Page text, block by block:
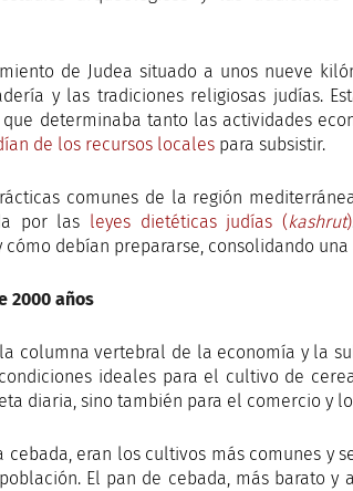
de Judea situado a unos nueve
y las tradiciones religiosas judías.
determinaba tanto las actividades
de los recursos locales para subsistir.
comunes de la región
por las leyes dietéticas judías (kashrut)
debían prepararse, consolidando
2000 años
columna vertebral de la economía y la
ideales para el cultivo de
diaria, sino también para el comercio y
cebada, eran los cultivos más comunes y
El pan de cebada, más barato y